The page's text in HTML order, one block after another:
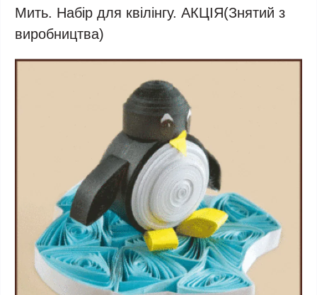
Мить. Набір для квілінгу. АКЦІЯ(Знятий з
виробництва)